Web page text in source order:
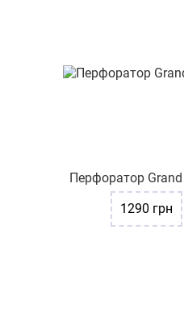
Перфоратор
1290 грн